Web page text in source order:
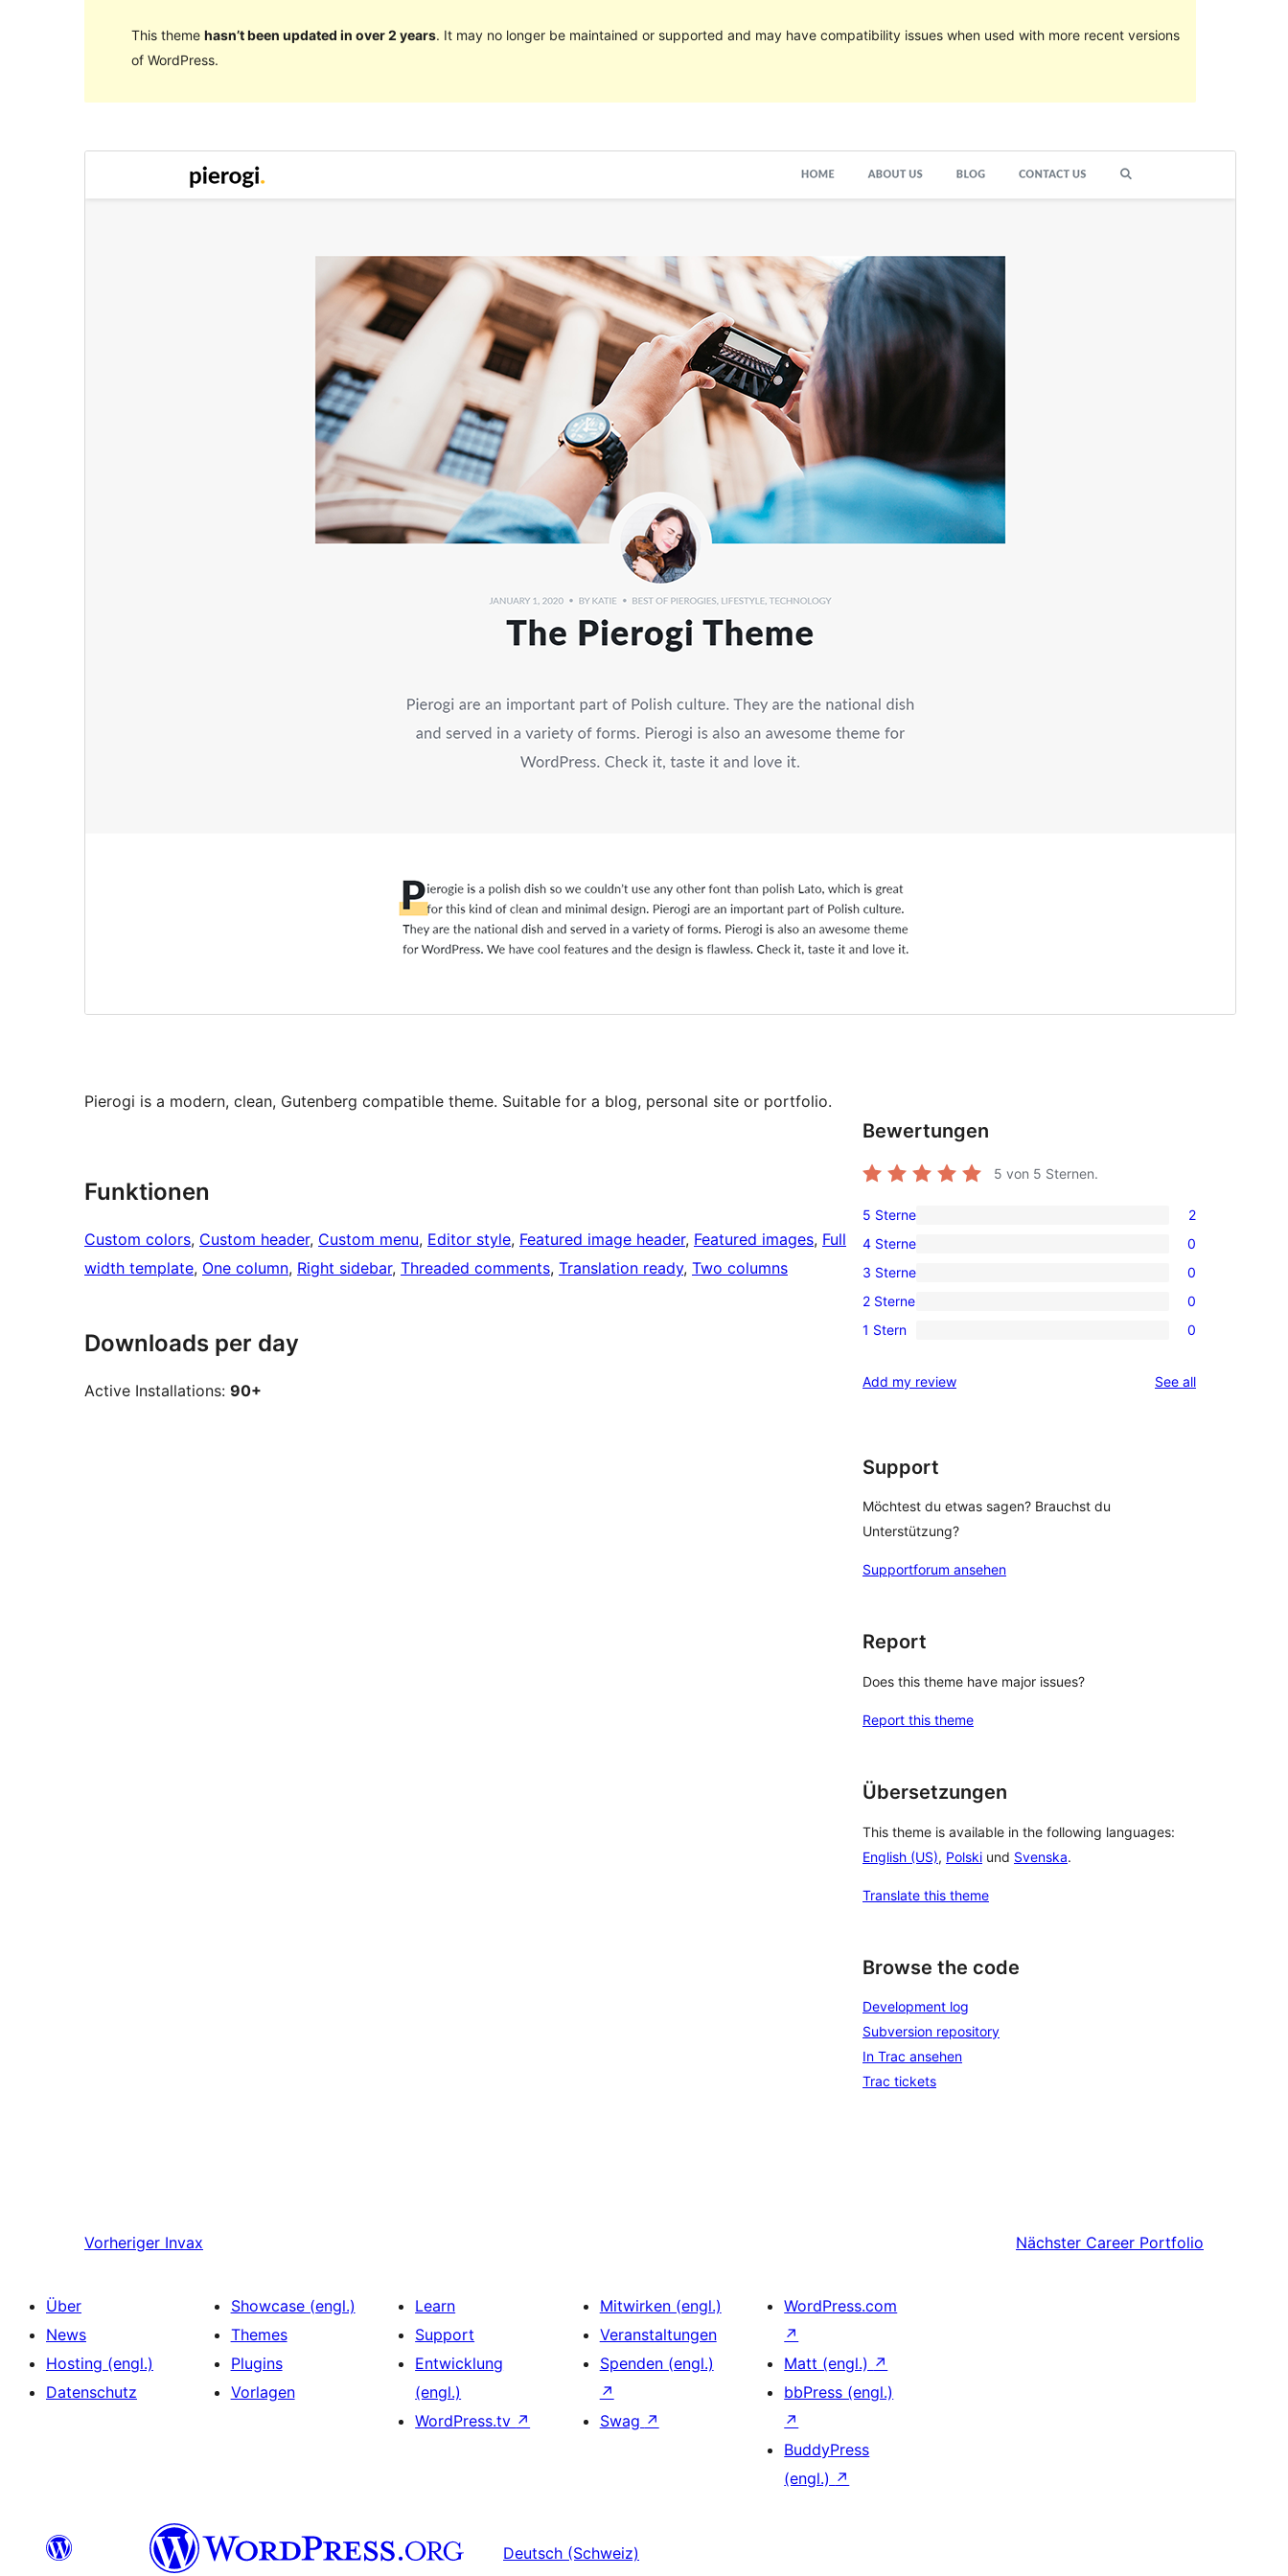
This theme hasn’t been updated in over 2 years. It may no longer be maintained or supported and may have compatibility issues when used with more recent versions
of WordPress.
Vorschau Download
Version
1.0.10
Theme homepage
Pierogi is a modern, clean, Gutenberg compatible theme. Suitable for a blog, personal site or portfolio.
Funktionen
Custom colors, Custom header, Custom menu, Editor style, Featured image header, Featured images, Full
width template, One column, Right sidebar, Threaded comments, Translation ready, Two columns
Downloads per day
Active Installations: 90+
Bewertungen
5 von 5 Sternen.
2
5-
Sterne-
Rezensionen
5 Sterne 2
0
4-
Sterne-
Rezensionen
4 Sterne 0
0
3-
Sterne-
3 Sterne 0
0
2-
Rezensionen
2 Sterne 0
0
Sterne-
1 Stern 0
Add my review See allreviews
Support
Möchtest du etwas sagen? Brauchst du
Unterstützung?
Supportforum ansehen
Report
Does this theme have major issues?
Report this theme
Übersetzungen
This theme is available in the following languages:
English (US), Polski und Svenska.
Translate this theme
Browse the code
Development log
Subversion repository
In Trac ansehen
Trac tickets
Vorheriger Invax Nächster Career Portfolio
Über
News
Hosting (engl.)
Datenschutz
Showcase (engl.)
Themes
Plugins
Vorlagen
Learn
Support
Entwicklung
(engl.)
WordPress.tv ↗
Mitwirken (engl.)
Veranstaltungen
Spenden (engl.)
↗
Swag ↗
WordPress.com
↗
Matt (engl.) ↗
bbPress (engl.)
↗
BuddyPress
(engl.) ↗
Deutsch (Schweiz)